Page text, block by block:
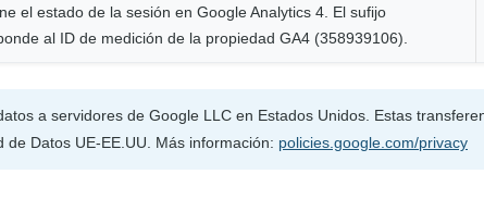
el estado de la sesión en Google Analytics 4. El sufijo
al ID de medición de la propiedad GA4 (358939106).
a servidores de Google LLC en Estados Unidos. Estas
Datos UE-EE.UU. Más información: policies.google.com/privacy